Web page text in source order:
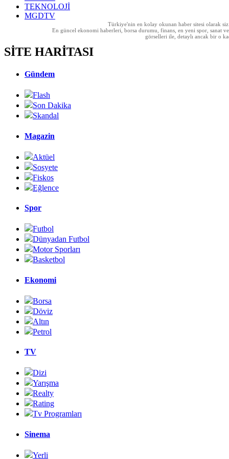
TEKNOLOJİ
MGDTV
Türkiye'nin en kolay okunan haber sitesi olarak siz
En güncel ekonomi haberleri, borsa durumu, finans, en yeni spor, sanat
görselleri ile, detaylı ancak bir o
SİTE HARİTASI
Gündem
Flash
Son Dakika
Skandal
Magazin
Aktüel
Sosyete
Fiskos
Eğlence
Spor
Futbol
Dünyadan Futbol
Motor Sporları
Basketbol
Ekonomi
Borsa
Döviz
Altın
Petrol
TV
Dizi
Yarışma
Realty
Rating
Tv Programları
Sinema
Yerli